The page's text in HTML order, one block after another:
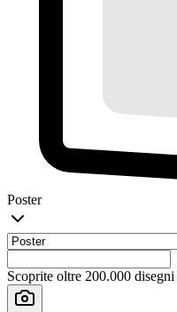
Poster
Scoprite oltre 200.000